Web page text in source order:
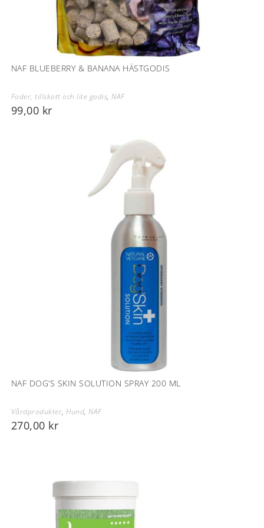
NAF BLUEBERRY & BANANA HÄSTGODIS
Foder, tillskott och lite godis,NAF
99,00 kr
NAF DOG’S SKIN SOLUTION SPRAY 200 ML
Vårdprodukter,Hund,NAF
270,00 kr